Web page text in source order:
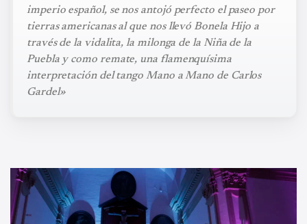
imperio español, se nos antojó perfecto el paseo por
tierras americanas al que nos llevó Bonela Hijo a
través de la vidalita, la milonga de la Niña de la
Puebla y como remate, una flamenquísima
interpretación del tango Mano a Mano de Carlos
Gardel»